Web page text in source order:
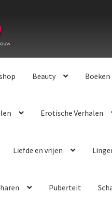
Beauty Boeken
Erotische Verhalen
Liefde en vrijen
Puberteit